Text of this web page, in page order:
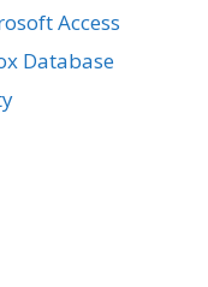
Access
Database